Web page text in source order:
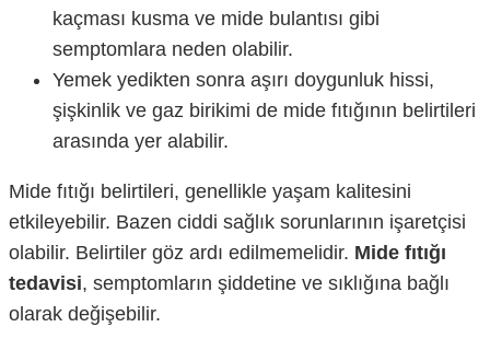
kaçması kusma ve mide bulantısı gibi
semptomlara neden olabilir.
Yemek yedikten sonra aşırı doygunluk hissi,
şişkinlik ve gaz birikimi de mide fıtığının belirtileri
arasında yer alabilir.
Mide fıtığı belirtileri, genellikle yaşam kalitesini
etkileyebilir. Bazen ciddi sağlık sorunlarının işaretçisi
olabilir. Belirtiler göz ardı edilmemelidir. Mide fıtığı
tedavisi, semptomların şiddetine ve sıklığına bağlı
olarak değişebilir.